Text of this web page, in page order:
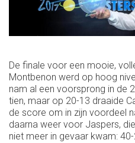
De finale voor een mooie,
Montbenon werd op hoog
nam al een voorsprong in de
tien, maar op 20-13 draaide
de score om in zijn voordeel
daarna weer voor Jaspers,
niet meer in gevaar kwam: